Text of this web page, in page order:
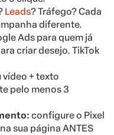
Leads? Tráfego? Cada
diferente.
Ads para quem já
criar desejo. TikTok
vídeo + texto
pelo menos 3
configure o Pixel
sua página ANTES